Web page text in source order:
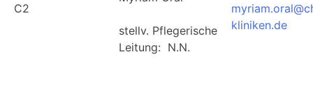
C2
stellv. Pflegerische
Leitung: N.N.
kliniken.de